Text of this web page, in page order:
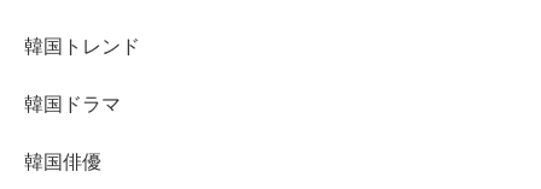
韓国トレンド
韓国ドラマ
韓国俳優